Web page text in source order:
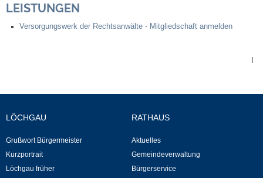
Rund um den Wein
LEISTUNGEN
Versorgungswerk der Rechtsanwälte - Mitgliedschaft anmelden
|
LÖCHGAU
Grußwort Bürgermeister
Kurzportrait
Löchgau früher
RATHAUS
Aktuelles
Gemeindeverwaltung
Bürgerservice